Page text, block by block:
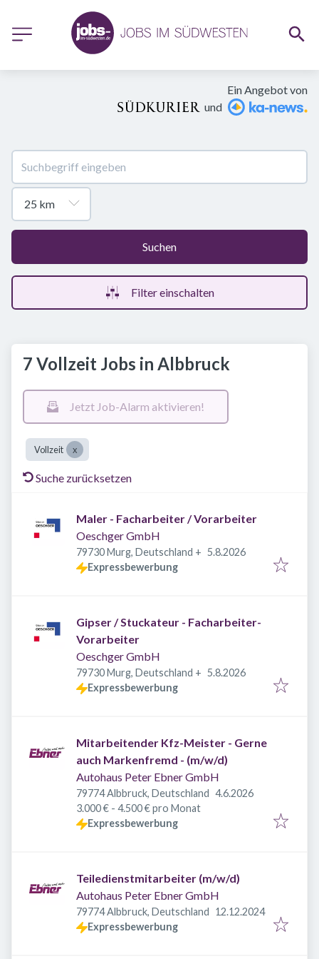
Ein Angebot von
und
Suchen
Filter einschalten
7 Vollzeit Jobs in Albbruck
Jetzt Job-Alarm aktivieren!
Vollzeit
Suche zurücksetzen
Maler - Facharbeiter / Vorarbeiter
Oeschger GmbH
79730 Murg, Deutschland + Veröffentlicht
5.8.2026
Expressbewerbung
Gipser / Stuckateur - Facharbeiter-
Vorarbeiter
Oeschger GmbH
79730 Murg, Deutschland + Veröffentlicht
5.8.2026
Expressbewerbung
Mitarbeitender Kfz-Meister - Gerne
auch Markenfremd - (m/w/d)
Autohaus Peter Ebner GmbH
79774 Albbruck, Deutschland Veröffentlicht
4.6.2026
3.000 € - 4.500 € pro Monat
Expressbewerbung
Teiledienstmitarbeiter (m/w/d)
Autohaus Peter Ebner GmbH
79774 Albbruck, Deutschland Veröffentlicht
12.12.2024
Expressbewerbung